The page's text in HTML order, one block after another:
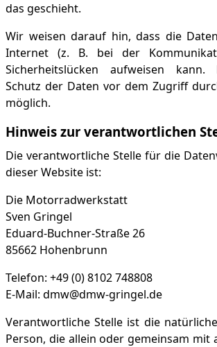
das geschieht.
Wir weisen darauf hin, dass die
Internet (z. B. bei der
Sicherheitslücken aufweisen kann.
Schutz der Daten vor dem Zugriff
möglich.
Hinweis zur verantwortlichen
Die verantwortliche Stelle für die
dieser Website ist:
Die Motorradwerkstatt
Sven Gringel
Eduard-Buchner-Straße 26
85662 Hohenbrunn
Telefon: +49 (0) 8102 748808
E-Mail: dmw@dmw-gringel.de
Verantwortliche Stelle ist die
Person, die allein oder gemeinsam mit